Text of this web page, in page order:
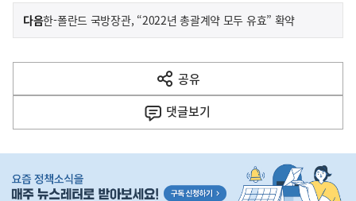
이
전
다
음
다음기
한-폴란드 국방장관, “2022년 총괄계약 모두 유효” 확약
공유
열
기
댓글보기
단